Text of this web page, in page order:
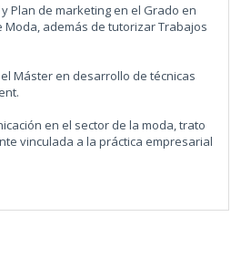
Plan de marketing en el Grado en
además de tutorizar Trabajos
Máster en desarrollo de técnicas
en el sector de la moda, trato
vinculada a la práctica empresarial